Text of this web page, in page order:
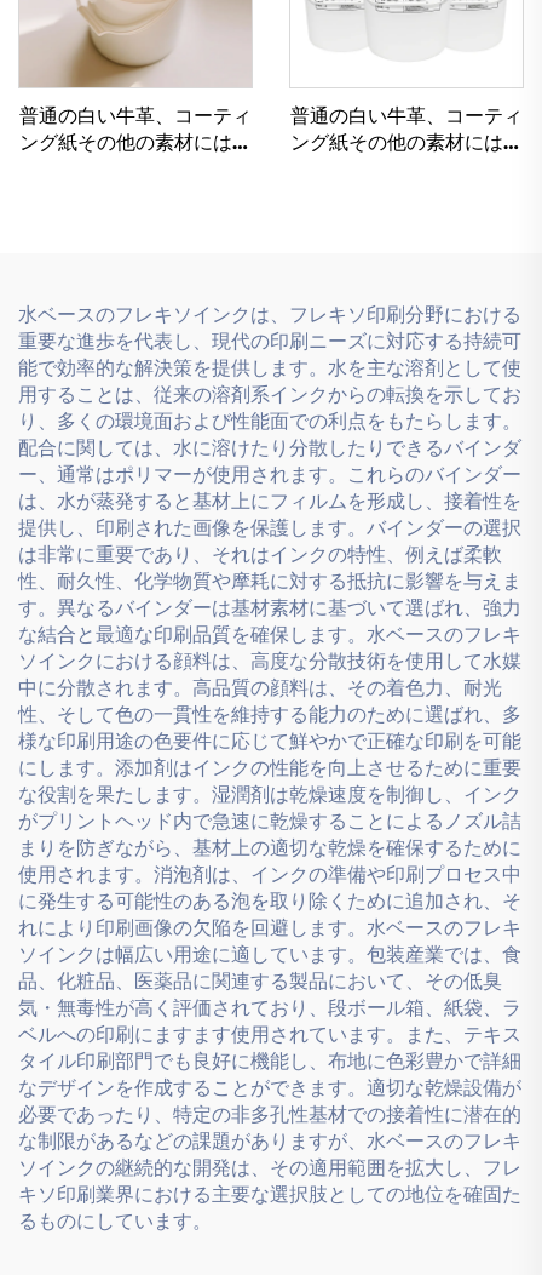
普通の白い牛革、コーティ
ング紙その他の素材には、
普通の白い牛革、コーティ
ング紙その他の素材には、
水ベースのフレキソインクは、フレキソ印刷分野における
重要な進歩を代表し、現代の印刷ニーズに対応する持続可
能で効率的な解決策を提供します。水を主な溶剤として使
用することは、従来の溶剤系インクからの転換を示してお
り、多くの環境面および性能面での利点をもたらします。
配合に関しては、水に溶けたり分散したりできるバインダ
ー、通常はポリマーが使用されます。これらのバインダー
は、水が蒸発すると基材上にフィルムを形成し、接着性を
提供し、印刷された画像を保護します。バインダーの選択
は非常に重要であり、それはインクの特性、例えば柔軟
性、耐久性、化学物質や摩耗に対する抵抗に影響を与えま
す。異なるバインダーは基材素材に基づいて選ばれ、強力
な結合と最適な印刷品質を確保します。水ベースのフレキ
ソインクにおける顔料は、高度な分散技術を使用して水媒
中に分散されます。高品質の顔料は、その着色力、耐光
性、そして色の一貫性を維持する能力のために選ばれ、多
様な印刷用途の色要件に応じて鮮やかで正確な印刷を可能
にします。添加剤はインクの性能を向上させるために重要
な役割を果たします。湿潤剤は乾燥速度を制御し、インク
がプリントヘッド内で急速に乾燥することによるノズル詰
まりを防ぎながら、基材上の適切な乾燥を確保するために
使用されます。消泡剤は、インクの準備や印刷プロセス中
に発生する可能性のある泡を取り除くために追加され、そ
れにより印刷画像の欠陥を回避します。水ベースのフレキ
ソインクは幅広い用途に適しています。包装産業では、食
品、化粧品、医薬品に関連する製品において、その低臭
気・無毒性が高く評価されており、段ボール箱、紙袋、ラ
ベルへの印刷にますます使用されています。また、テキス
タイル印刷部門でも良好に機能し、布地に色彩豊かで詳細
なデザインを作成することができます。適切な乾燥設備が
必要であったり、特定の非多孔性基材での接着性に潜在的
な制限があるなどの課題がありますが、水ベースのフレキ
ソインクの継続的な開発は、その適用範囲を拡大し、フレ
キソ印刷業界における主要な選択肢としての地位を確固た
るものにしています。